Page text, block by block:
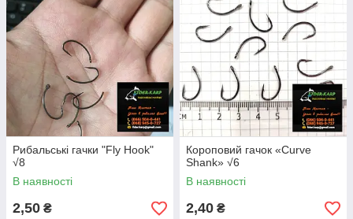
Рибальські гачки "Fly Hook"
√8
В наявності
2,50 ₴
Короповий гачок «Curve
Shank» √6
В наявності
2,40 ₴